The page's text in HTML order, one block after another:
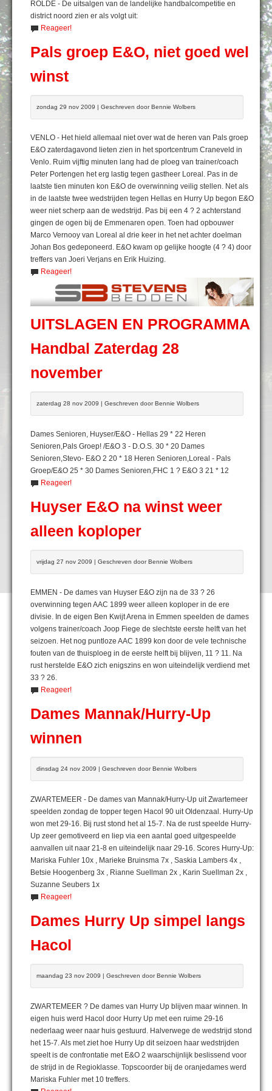
ROLDE - De uitsalgen van de landelijke handbalcompetitie en
district noord zien er als volgt uit:
Reageer!
Pals groep E&O, niet goed wel
winst
zondag 29 nov 2009 | Geschreven door Bennie Wolbers
VENLO - Het hield allemaal niet over wat de heren van Pals groep
E&O zaterdagavond lieten zien in het sportcentrum Craneveld in
Venlo. Ruim vijftig minuten lang had de ploeg van trainer/coach
Peter Portengen het erg lastig tegen gastheer Loreal. Pas in de
laatste tien minuten kon E&O de overwinning veilig stellen. Net als
in de laatste twee wedstrijden tegen Hellas en Hurry Up begon E&O
weer niet scherp aan de wedstrijd. Pas bij een 4 ? 2 achterstand
gingen de ogen bij de Emmenaren open. Toen had opbouwer
Marco Vernooy van Loreal al drie keer in het net achter doelman
Johan Bos gedeponeerd. E&O kwam op gelijke hoogte (4 ? 4) door
treffers van Joeri Verjans en Erik Huizing.
Reageer!
UITSLAGEN EN PROGRAMMA
Handbal Zaterdag 28
november
zaterdag 28 nov 2009 | Geschreven door Bennie Wolbers
Dames Senioren, Huyser/E&O - Hellas 29 * 22 Heren
Senioren,Pals Groep! /E&O 3 - D.O.S. 30 * 20 Dames
Senioren,Stevo- E&O 2 20 * 18 Heren Senioren,Loreal - Pals
Groep/E&O 25 * 30 Dames Senioren,FHC 1 ? E&O 3 21 * 12
Reageer!
Huyser E&O na winst weer
alleen koploper
vrijdag 27 nov 2009 | Geschreven door Bennie Wolbers
EMMEN - De dames van Huyser E&O zijn na de 33 ? 26
overwinning tegen AAC 1899 weer alleen koploper in de ere
divisie. In de eigen Ben Kwijt Arena in Emmen speelden de dames
volgens trainer/coach Joop Fiege de slechtste eerste helft van het
seizoen. Het nog puntloze AAC 1899 kon door de vele technische
fouten van de thuisploeg in de eerste helft bij blijven, 11 ? 11. Na
rust herstelde E&O zich enigszins en won uiteindelijk verdiend met
33 ? 26.
Reageer!
Dames Mannak/Hurry-Up
winnen
dinsdag 24 nov 2009 | Geschreven door Bennie Wolbers
ZWARTEMEER - De dames van Mannak/Hurry-Up uit Zwartemeer
speelden zondag de topper tegen Hacol 90 uit Oldenzaal. Hurry-Up
won met 29-16. Bij rust stond het al 15-7. Na de rust speelde Hurry-
Up zeer gemotiveerd en liep via een aantal goed uitgespeelde
aanvallen uit naar 21-8 en uiteindelijk naar 29-16. Scores Hurry-Up:
Mariska Fuhler 10x , Marieke Bruinsma 7x , Saskia Lambers 4x ,
Betsie Hoogenberg 3x , Rianne Suellman 2x , Karin Suellman 2x ,
Suzanne Seubers 1x
Reageer!
Dames Hurry Up simpel langs
Hacol
maandag 23 nov 2009 | Geschreven door Bennie Wolbers
ZWARTEMEER ? De dames van Hurry Up blijven maar winnen. In
eigen huis werd Hacol door Hurry Up met een ruime 29-16
nederlaag weer naar huis gestuurd. Halverwege de wedstrijd stond
het 15-7. Als met ziet hoe Hurry Up dit seizoen haar wedstrijden
speelt is de confrontatie met E&O 2 waarschijnlijk beslissend voor
de strijd in de Regioklasse. Topscoorder bij de oranjedames werd
Mariska Fuhler met 10 treffers.